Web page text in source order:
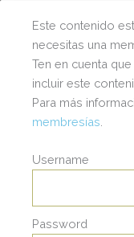
Este contenido
necesitas una
Ten en cuenta
incluir este
Para más
membresías
Username
Password